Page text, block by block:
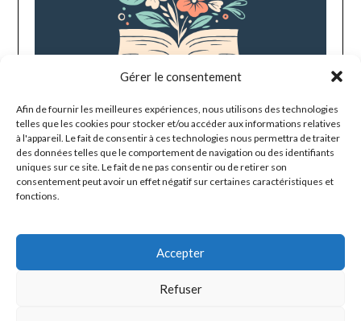
Gérer le consentement
Afin de fournir les meilleures expériences, nous utilisons des technologies
telles que les cookies pour stocker et/ou accéder aux informations relatives
à l'appareil. Le fait de consentir à ces technologies nous permettra de traiter
des données telles que le comportement de navigation ou des identifiants
uniques sur ce site. Le fait de ne pas consentir ou de retirer son
consentement peut avoir un effet négatif sur certaines caractéristiques et
fonctions.
Accepter
Refuser
Mentions légales